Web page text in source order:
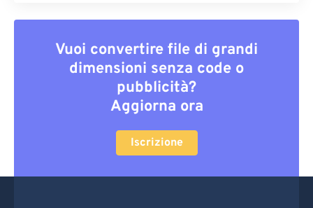
Vuoi convertire file di grandi
dimensioni senza code o
pubblicità?
Aggiorna ora
Iscrizione